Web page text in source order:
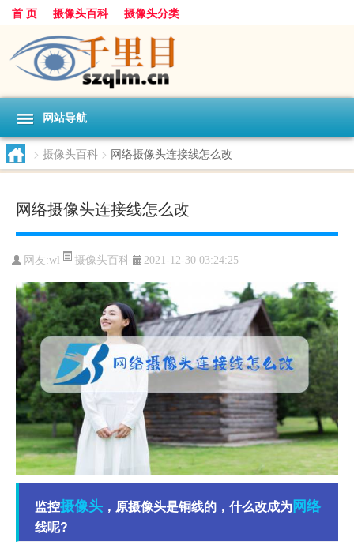
首 页 摄像头百科 摄像头分类
网站导航
> 摄像头百科 > 网络摄像头连接线怎么改
网络摄像头连接线怎么改
网友:wl 摄像头百科 2021-12-30 03:24:25
监控摄像头 ，原摄像头是铜线的，什么改成为网络
线呢?